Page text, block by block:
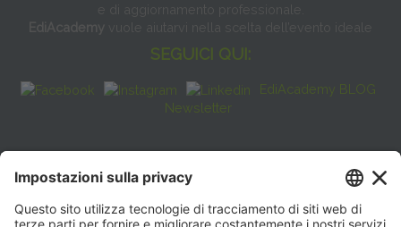
e di aggiornamento professionale.
EdiAcademy vuole aiutarvi nella scelta dell’evento ideale
SEGUICI QUI:
EdiAcademy BLOG
Newsletter
FAQ
CONTATTI